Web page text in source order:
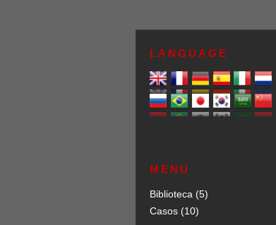
LANGUAGE
MENU
Biblioteca (5)
Casos (10)